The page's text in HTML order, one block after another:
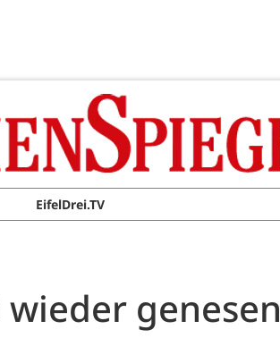
EifelDrei.TV
genesen